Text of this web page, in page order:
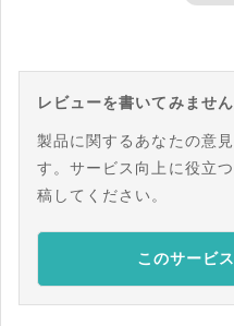
レビューを書いてみません
製品に関するあなたの意
す。サービス向上に役立
稿してください。
このサービ